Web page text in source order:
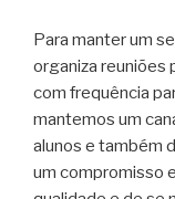
Para manter um
organiza reuniões
com frequência
mantemos um
alunos e também
um compromisso